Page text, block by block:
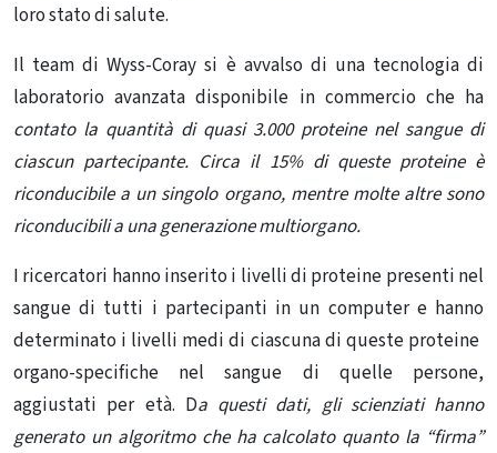
loro stato di salute.
Il team di Wyss-Coray si è avvalso di una tecnologia di
laboratorio avanzata disponibile in commercio che ha
contato la quantità di quasi 3.000 proteine ​​nel sangue di
ciascun partecipante. Circa il 15% di queste proteine ​​è
riconducibile a un singolo organo, mentre molte altre sono
riconducibili a una generazione multiorgano.
I ricercatori hanno inserito i livelli di proteine ​​presenti nel
sangue di tutti i partecipanti in un computer e hanno
determinato i livelli medi di ciascuna di queste proteine ​​
organo-specifiche nel sangue di quelle persone,
aggiustati per età. Da questi dati, gli scienziati hanno
generato un algoritmo che ha calcolato quanto la “firma”